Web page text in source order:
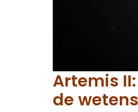
Artemis
de